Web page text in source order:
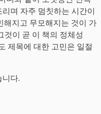
며 자주 멈칫하는 시간이
해지고 무모해지는 것이 가
것이 곧 이 책의 정체성
제목에 대한 고민은 일절
다.